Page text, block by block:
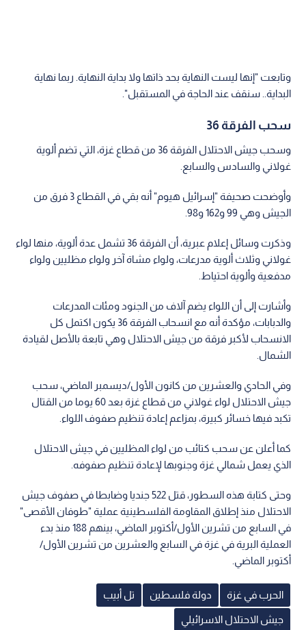
وتابعت "إنها ليست النهاية بحد ذاتها ولا بداية النهاية. ربما نهاية
البداية.. سنقف عند الحاجة في المستقبل".
سحب الفرقة 36
وسحب جيش الاحتلال الفرقة 36 من قطاع غزة، التي تضم ألوية
غولاني والسادس والسابع.
وأوضحت صحيفة "إسرائيل هيوم" أنه بقي في القطاع 3 فرق من
الجيش وهي 99 و162 و98.
وذكرت وسائل إعلام عبرية، أن الفرقة 36 تشمل عدة ألوية، منها لواء
غولاني وثلاث ألوية مدرعات، ولواء مشاة آخر ولواء مظليين ولواء
مدفعية وألوية احتياط.
وأشارت إلى أن اللواء يضم آلاف من الجنود ومئات المدرعات
والدبابات، مؤكدة أنه مع انسحاب الفرقة 36 يكون اكتمل كل
الانسحاب لأكبر فرقة من جيش الاحتلال وهي تابعة بالأصل لقيادة
الشمال.
وفي الحادي والعشرين من كانون الأول/ديسمبر الماضي، سحب
جيش الاحتلال لواء غولاني من قطاع غزة بعد 60 يوما من القتال
تكبد فيها خسائر كبيرة، بمزاعم إعادة تنظيم صفوف اللواء.
كما أعلن عن سحب كتائب من لواء المظليين في جيش الاحتلال
الذي يعمل شمالي غزة وجنوبها لإعادة تنظيم صفوفه.
وحتى كتابة هذه السطور، قتل 522 جنديا وضابطا في صفوف جيش
الاحتلال منذ إطلاق المقاومة الفلسطينية عملية "طوفان الأقصى"
في السابع من تشرين الأول/أكتوبر الماضي، بينهم 188 منذ بدء
العملية البرية في غزة في السابع والعشرين من تشرين الأول/
أكتوبر الماضي.
الحرب في غزة دولة فلسطين تل أبيب
جيش الاحتلال الاسرائيلي